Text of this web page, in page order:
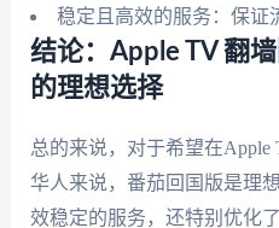
稳定且高效的服务：保证
结论：Apple TV 翻
的理想选择
总的来说，对于希望在
华人来说，番茄回国版是理
效稳定的服务，还特别优化